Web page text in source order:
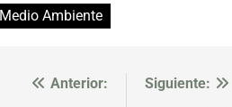
Medio Ambiente
Anterior:
Siguiente: